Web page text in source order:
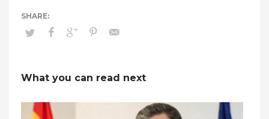
What you can read next